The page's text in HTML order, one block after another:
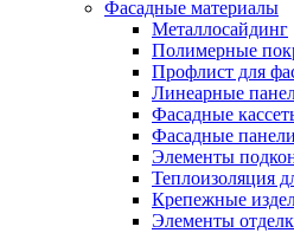
Фасадные материалы
Металлосайдинг
Полимерные
Профлист для
Линеарные
Фасадные
Фасадные
Элементы
Теплоизоляция
Крепежные
Элементы